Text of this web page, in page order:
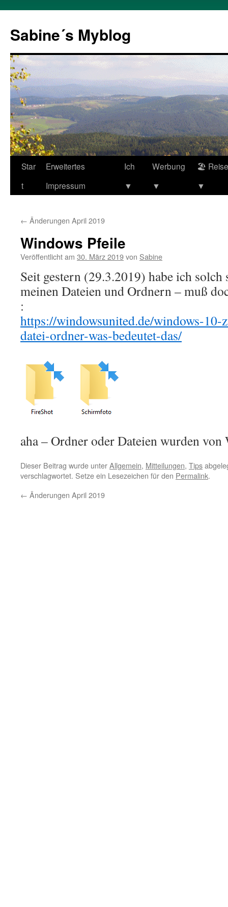
springen
Sabine´s Myblog
Star
t
Erweitertes
Impressum
Ich
▼
Werbung
▼
🏖
▼
← Änderungen April 2019
Windows Pfeile
Veröffentlicht am 30. März 2019von Sabine
Seit gestern (29.3.2019) habe ich solch
meinen Dateien und Ordnern – muß
:
https://windowsunited.de/windows-10-
datei-ordner-was-bedeutet-das/
aha – Ordner oder Dateien wurden
Dieser Beitrag wurde unterAllgemein, Mitteilungen, Tips
verschlagwortet. Setze ein Lesezeichen für den Permalink.
← Änderungen April 2019